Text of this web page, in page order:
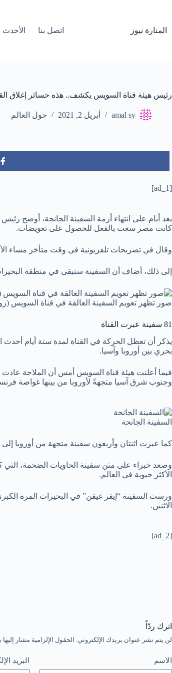
المنارة نيوز اتصل بنا الأحدث
رئيس هيئة قناة السويس يكشف.. هذه خسائر إغلاق
amal sy أبريل 2, 2021 حول العالم
[ad_1]
بعد أيام على انتهاء أزمة السفينة الجانحة، أوضح
كانت مصر سعت بالفعل للحصول على تعويضات.
وقال في تصريحات تلفزيونية في وقت متأخر مساء
إلى ذلك، أضاف أن السفينة ستبقى في منطقة
صور تظهر تعويم السفينة العالقة في قناة السويس
81 سفينة عبرت القناة
بحري بين أوروبا وآسيا.
وجنوب شرق آسيا متجهةً لأوروبا من بينها غواصة
السفينة الجانحة
كما عبرت اثنتان وأربعون سفينة متجهة من أوروبا
وصعد خبراء على متن سفينة الحاويات الضخمة،
الأكثر حيوية في العالم.
ورست السفينة “إيفر غيفن” في البحيرات المرة
الاثنين.
[ad_2]
اترك ردّاً
لن يتم نشر عنوان بريدك الإلكتروني. الحقول الإلزامية مشار إليها
الاسم البريد